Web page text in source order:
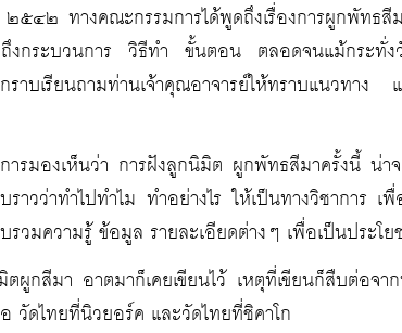
๔๒ ทางคณะกรรมการได้พูดถึงเรื่องการผูกพัทธ
งกระบวนการ วิธีทำ ขั้นตอน ตลอดจนแม้กระทั่งวั
ราบเรียนถามท่านเจ้าคุณอาจารย์ให้ทราบแนว
ารมองเห็นว่า การฝังลูกนิมิต ผูกพัทธสีมาครั้งนี้ น่า
าวว่าทำไปทำไม ทำอย่างไร ให้เป็นทางวิชาการ เ
วมความรู้ ข้อมูล รายละเอียดต่างๆ เพื่อเป็นประโ
ตผูกสีมา อาตมาก็เคยเขียนไว้ เหตุที่เขียนก็สืบต่อจา
วัดไทยที่นิวยอร์ค และวัดไทยที่ชิคาโก